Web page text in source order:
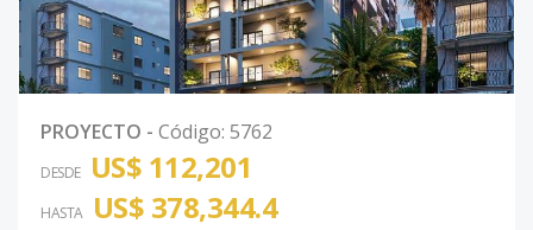
PROYECTO - Código: 5762
DESDE US$ 112,201
HASTA US$ 378,344.4